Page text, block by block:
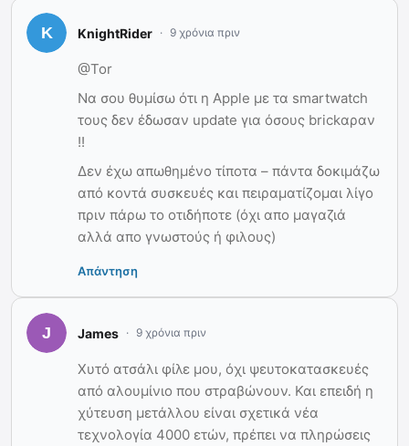
KnightRider 9 χρόνια πριν
@Tor
Nα σου θυμίσω ότι η Apple με τα smartwatch
τους δεν έδωσαν update για όσους brickαραν
!!
Δεν έχω απωθημένο τίποτα – πάντα δοκιμάζω
από κοντά συσκευές και πειραματίζομαι λίγο
πριν πάρω το οτιδήποτε (όχι απο μαγαζιά
αλλά απο γνωστούς ή φιλους)
Απάντηση
James 9 χρόνια πριν
Χυτό ατσάλι φίλε μου, όχι ψευτοκατασκευές
από αλουμίνιο που στραβώνουν. Και επειδή η
χύτευση μετάλλου είναι σχετικά νέα
τεχνολογία 4000 ετών, πρέπει να πληρώσεις